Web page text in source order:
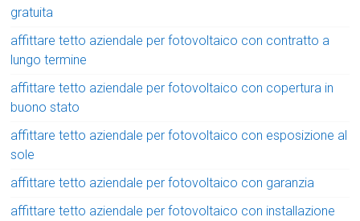
gratuita
affittare tetto aziendale per fotovoltaico con contratto a
lungo termine
affittare tetto aziendale per fotovoltaico con copertura in
buono stato
affittare tetto aziendale per fotovoltaico con esposizione al
sole
affittare tetto aziendale per fotovoltaico con garanzia
affittare tetto aziendale per fotovoltaico con installazione